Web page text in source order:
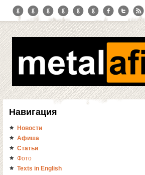
Навигация
Новости
Афиша
Статьи
Фото
Texts in English